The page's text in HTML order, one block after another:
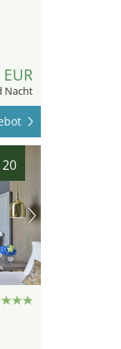
Nacht
20